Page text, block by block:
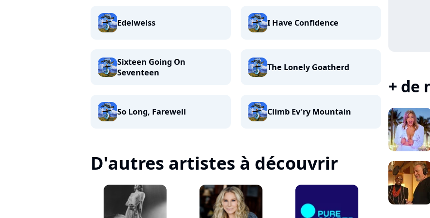
Edelweiss I Have Confidence
Sixteen Going On
Seventeen
The Lonely Goatherd
So Long, Farewell Climb Ev'ry Mountain
D'autres artistes à découvrir
+ de